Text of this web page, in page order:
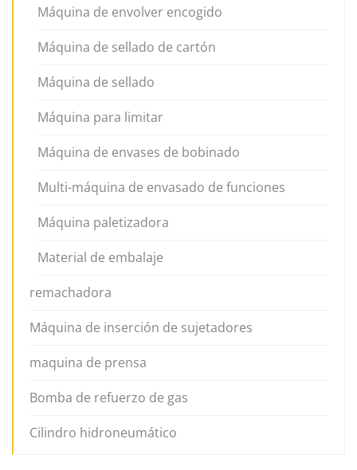
Máquina de envolver encogido
Máquina de sellado de cartón
Máquina de sellado
Máquina para limitar
Máquina de envases de bobinado
Multi-máquina de envasado de funciones
Máquina paletizadora
Material de embalaje
remachadora
Máquina de inserción de sujetadores
maquina de prensa
Bomba de refuerzo de gas
Cilindro hidroneumático